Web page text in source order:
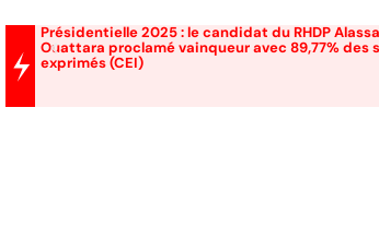
Présidentielle 2025 : le candidat du RHDP
Ouattara proclamé vainqueur avec 89,77% des
exprimés (CEI)